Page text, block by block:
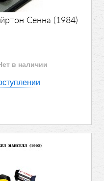
Сенна (1984)
в наличии